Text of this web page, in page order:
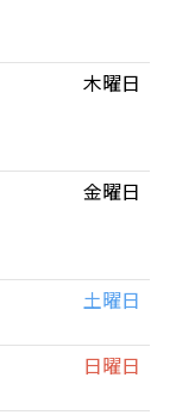
木曜日
金曜日
土曜日
日曜日